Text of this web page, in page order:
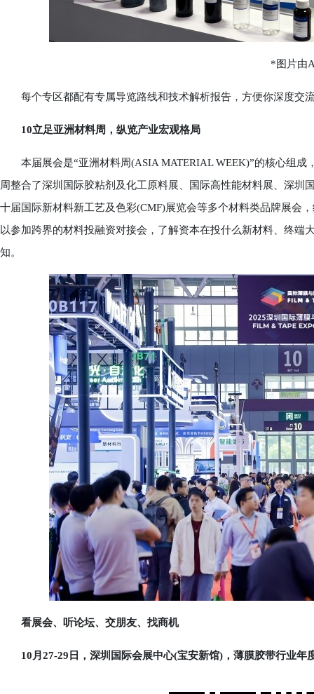
*图片由
每个专区都配有专属导览路线和技术解析报告，方便你深度交
10立足亚洲材料周，纵览产业宏观格局
本届展会是“亚洲材料周(ASIA MATERIAL WEEK)”的核心组成
周整合了深圳国际胶粘剂及化工原料展、国际高性能材料展、深
十届国际新材料新工艺及色彩(CMF)展览会等多个材料类品牌展会
以参加跨界的材料投融资对接会，了解资本在投什么新材料、终端
知。
看展会、听论坛、交朋友、找商机
10月27-29日，深圳国际会展中心(宝安新馆)，薄膜胶带行业年